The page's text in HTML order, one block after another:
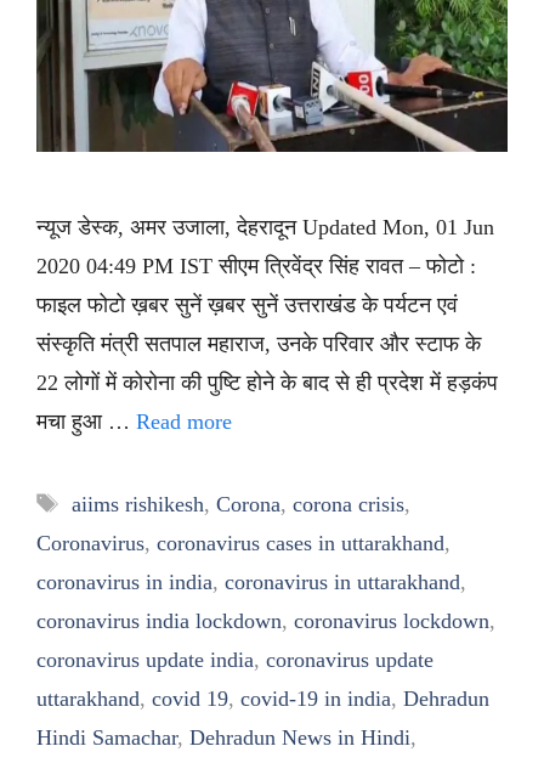
न्यूज डेस्क, अमर उजाला, देहरादून Updated Mon, 01 Jun
2020 04:49 PM IST सीएम त्रिवेंद्र सिंह रावत – फोटो :
फाइल फोटो ख़बर सुनें ख़बर सुनें उत्तराखंड के पर्यटन एवं
संस्कृति मंत्री सतपाल महाराज, उनके परिवार और स्टाफ के
22 लोगों में कोरोना की पुष्टि होने के बाद से ही प्रदेश में हड़कंप
मचा हुआ … Read more
Tags
aiims rishikesh, Corona, corona crisis,
Coronavirus, coronavirus cases in uttarakhand,
coronavirus in india, coronavirus in uttarakhand,
coronavirus india lockdown, coronavirus lockdown,
coronavirus update india, coronavirus update
uttarakhand, covid 19, covid-19 in india, Dehradun
Hindi Samachar, Dehradun News in Hindi,